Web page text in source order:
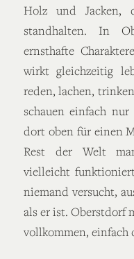
Holz und Jacken,
standhalten. In
ernsthafte
wirkt gleichzeitig
reden, lachen,
schauen einfach
dort oben für einen
Rest der Welt
vielleicht
niemand versucht,
als er ist. Oberstdorf
vollkommen, einfach